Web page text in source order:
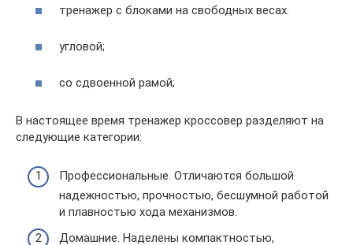
тренажер с блоками на свободных весах.
угловой;
со сдвоенной рамой;
В настоящее время тренажер кроссовер разделяют на
следующие категории:
Профессиональные. Отличаются большой
надежностью, прочностью, бесшумной работой
и плавностью хода механизмов.
Домашние. Наделены компактностью,